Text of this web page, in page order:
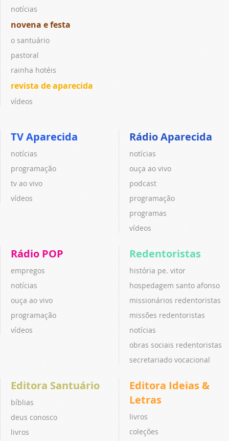
notícias
novena e festa
o santuário
pastoral
rainha hotéis
revista de aparecida
vídeos
TV Aparecida
notícias
programação
tv ao vivo
vídeos
Rádio Aparecida
notícias
ouça ao vivo
podcast
programação
programas
vídeos
Rádio POP
empregos
notícias
ouça ao vivo
programação
vídeos
Redentoristas
história pe. vitor
hospedagem santo afonso
missionários redentoristas
missões redentoristas
notícias
obras sociais redentoristas
secretariado vocacional
Editora Santuário
bíblias
deus conosco
livros
Editora Ideias &
Letras
livros
coleções